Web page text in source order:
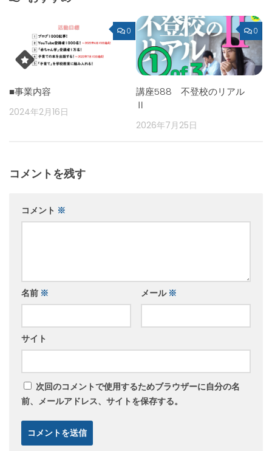
0
■事業内容
2024年2月16日
0
講座588 不登校のリアル
Ⅱ
2026年7月25日
コメントを残す
コメント ※
名前 ※ メール ※
サイト
次回のコメントで使用するためブラウザーに自分の名
前、メールアドレス、サイトを保存する。